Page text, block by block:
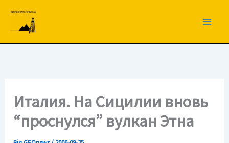
вмісту
Италия. На Сицилии вновь
“проснулся” вулкан Этна